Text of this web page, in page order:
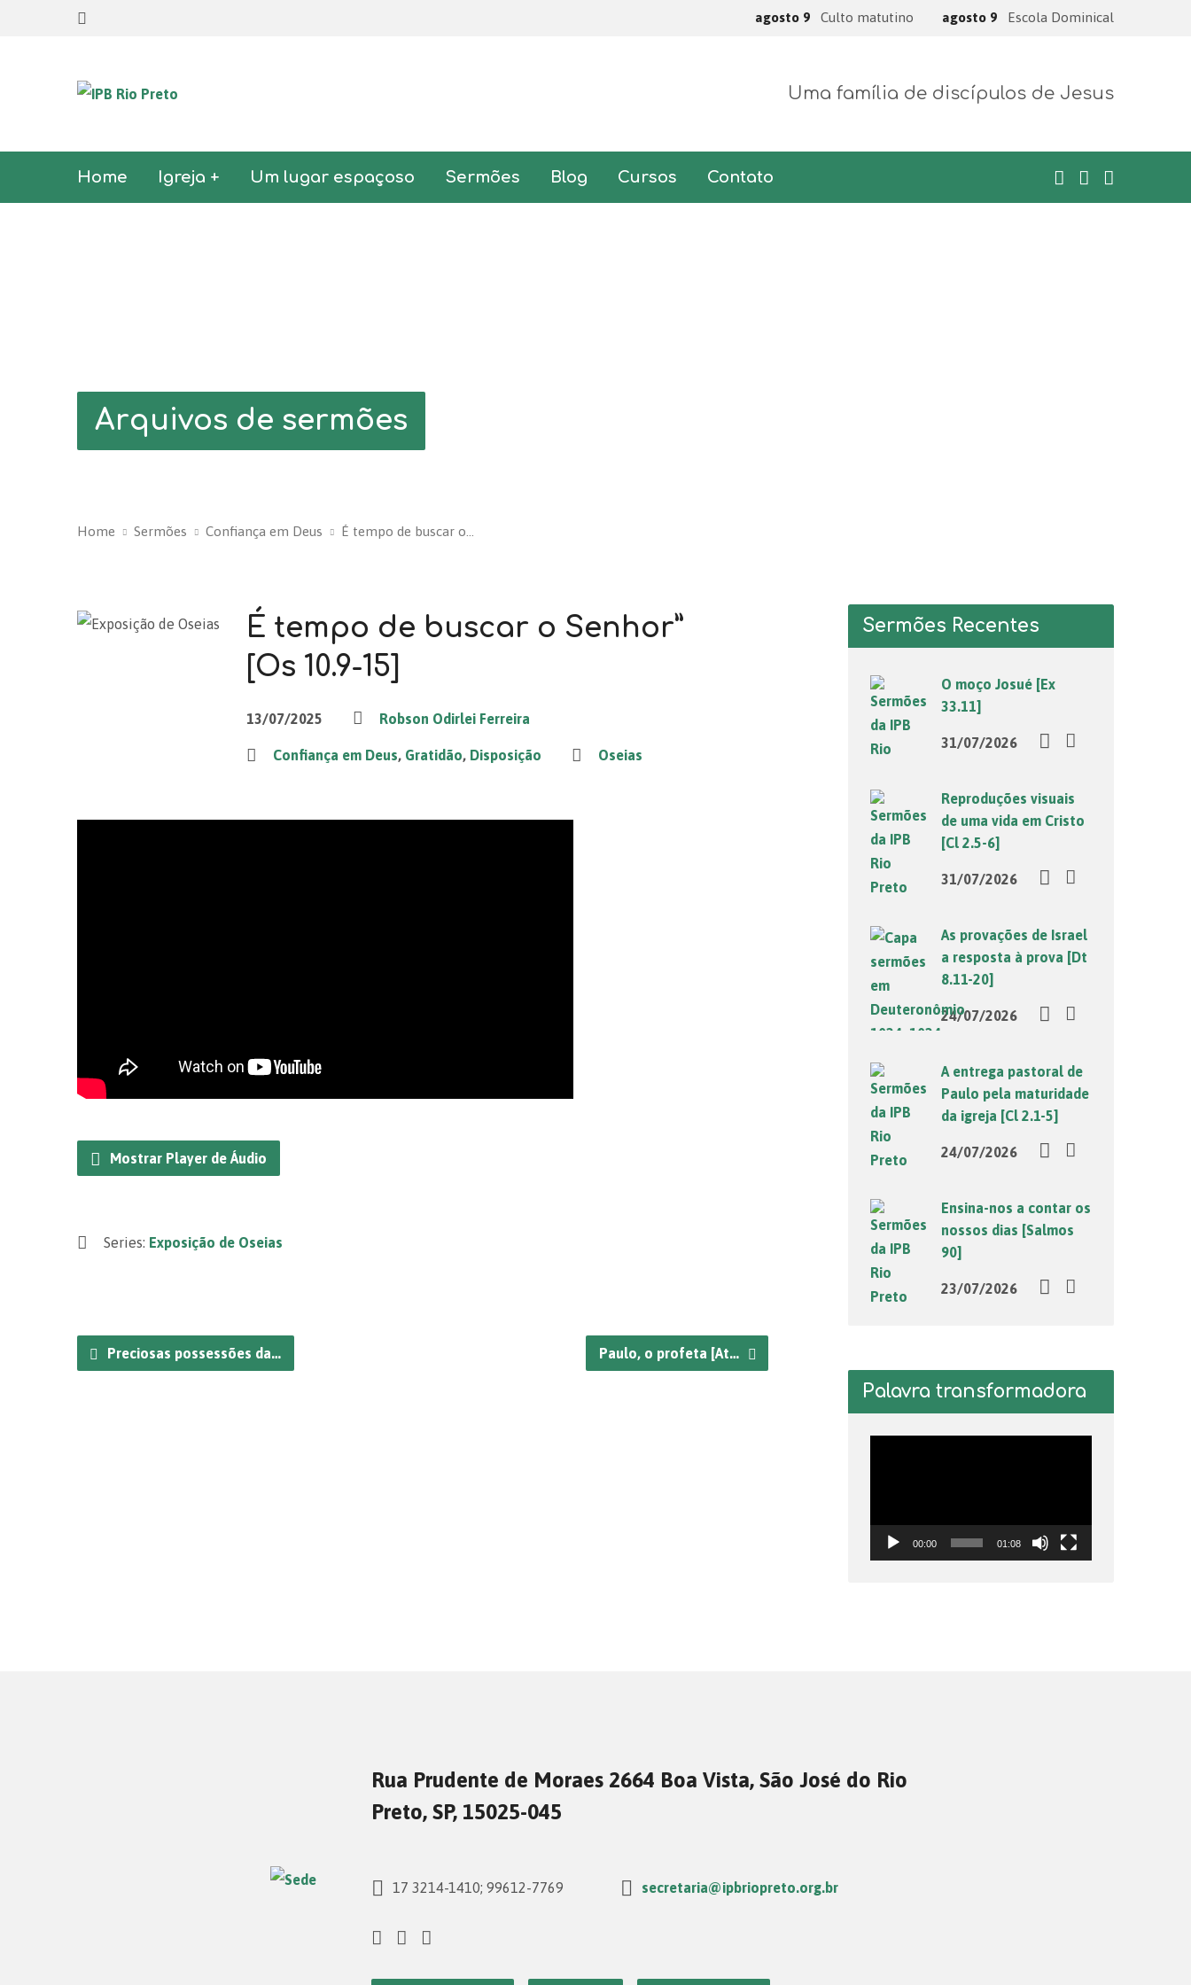
agosto 9 Culto matutino agosto 9 Escola Dominical
Uma família de discípulos de Jesus
Home Igreja + Um lugar espaçoso Sermões Blog Cursos Contato
Arquivos de sermões
Home Sermões Confiança em Deus É tempo de buscar o…
É tempo de buscar o Senhor”
[Os 10.9-15]
13/07/2025 Robson Odirlei Ferreira
Confiança em Deus, Gratidão, Disposição Oseias
Mostrar Player de Áudio
Series: Exposição de Oseias
Preciosas possessões da… Paulo, o profeta [At…
Sermões Recentes
O moço Josué [Ex
33.11]
31/07/2026
Reproduções visuais
de uma vida em Cristo
[Cl 2.5-6]
31/07/2026
As provações de Israel
a resposta à prova [Dt
8.11-20]
24/07/2026
A entrega pastoral de
Paulo pela maturidade
da igreja [Cl 2.1-5]
24/07/2026
Ensina-nos a contar os
nossos dias [Salmos
90]
23/07/2026
Palavra transformadora
00:00 01:08
Rua Prudente de Moraes 2664 Boa Vista, São José do Rio
Preto, SP, 15025-045
17 3214-1410; 99612-7769 secretaria@ipbriopreto.org.br